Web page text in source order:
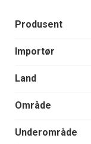
Produsent
Importør
Land
Område
Underområde